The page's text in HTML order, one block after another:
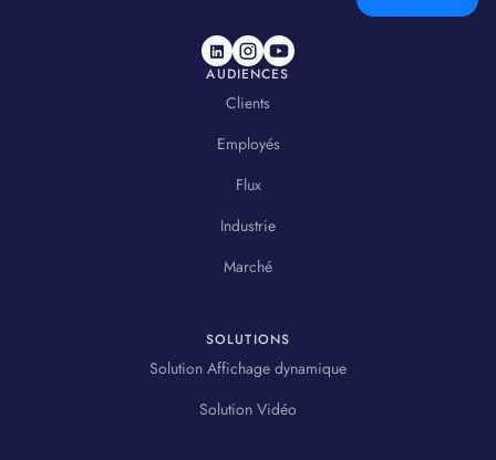
AUDIENCES
Clients
Employés
Flux
Industrie
Marché
SOLUTIONS
Solution Affichage dynamique
Solution Vidéo